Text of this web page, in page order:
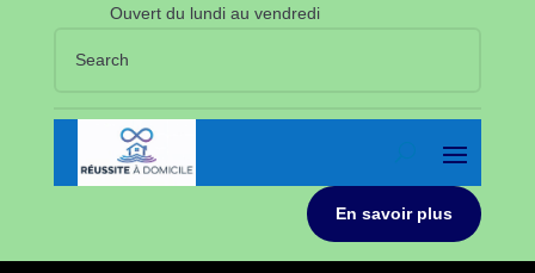
Ouvert du lundi au vendredi
En savoir plus